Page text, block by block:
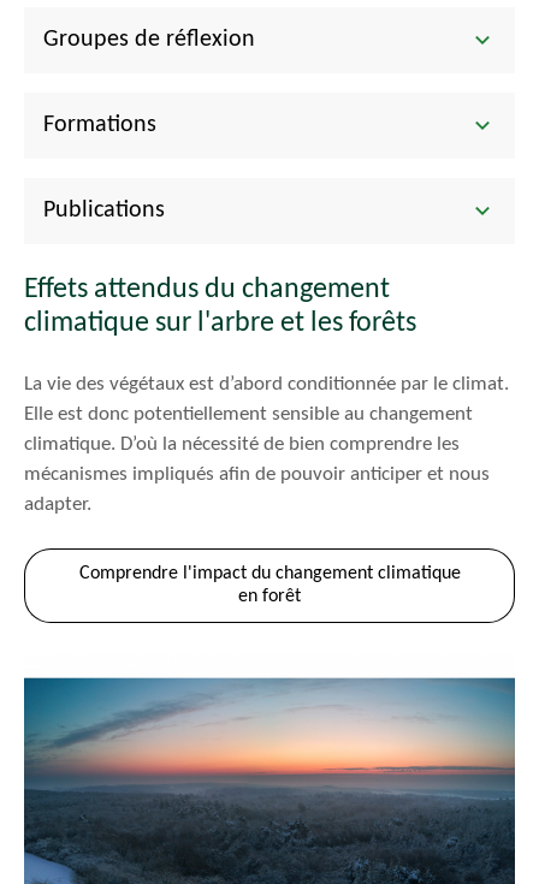
Groupes de réflexion
Formations
Publications
Effets attendus du changement
climatique sur l'arbre et les forêts
La vie des végétaux est d’abord conditionnée par le climat.
Elle est donc potentiellement sensible au changement
climatique. D’où la nécessité de bien comprendre les
mécanismes impliqués afin de pouvoir anticiper et nous
adapter.
Comprendre l'impact du changement climatique
en forêt